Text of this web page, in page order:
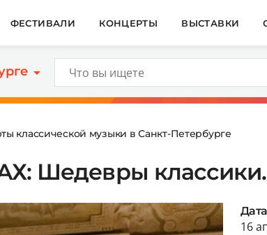
ФЕСТИВАЛИ КОНЦЕРТЫ ВЫСТАВКИ
классической музыки в Санкт-Петербурге
Шедевры
Дата
16